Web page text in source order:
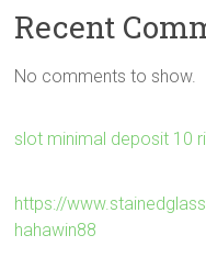
Recent
No comments to show.
slot minimal deposit 10
https://
hahawin88